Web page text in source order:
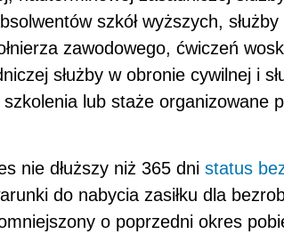
szkół wyższych, służby
zawodowego, ćwiczeń
służby w obronie cywilnej i
lub staże organizowane
nie dłuższy niż 365 dni status
do nabycia zasiłku dla
o poprzedni okres